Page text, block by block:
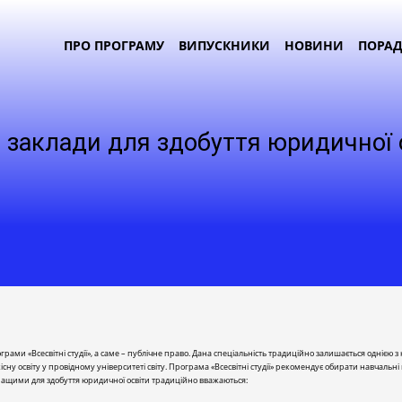
ПРО ПРОГРАМУ ВИПУСКНИКИ НОВИНИ
«Всесвітні студії», а саме – публічне право. Дана спеціальність традиційно залишається
освіту у провідному університеті світу. Програма «Всесвітні студії» рекомендує обирати
для здобуття юридичної освіти традиційно вважаються:
для здобуття юридичної